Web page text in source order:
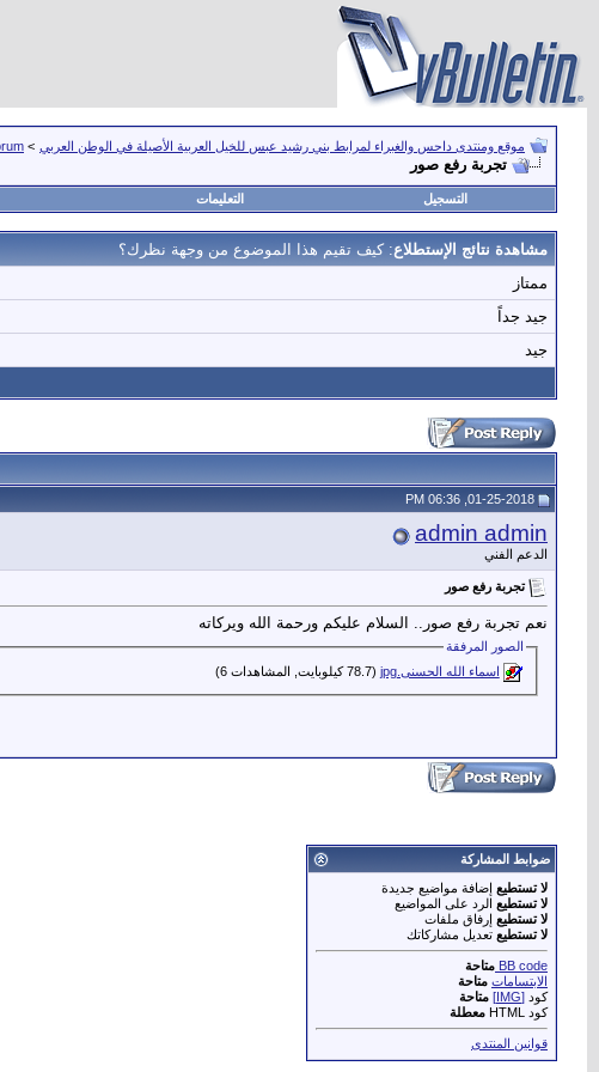
موقع ومنتدى داحس والغبراء لمرابط بني رشيد عبس للخيل العربية الأصيلة في الوطن العربي >
تجربة رفع صور
التسجيل التعليمات
مشاهدة نتائج الإستطلاع: كيف تقيم هذا الموضوع من وجهة نظرك؟
ممتاز
جيد جداً
جيد
admin admin
الدعم الفني
تجربة رفع صور
نعم تجربة رفع صور.. السلام عليكم ورحمة الله ويركاته
الصور المرفقة
اسماء الله الحسنى.jpg‏
(78.7 كيلوبايت, المشاهدات 6)
ضوابط المشاركة
لا تستطيع إضافة مواضيع جديدة
لا تستطيع الرد على المواضيع
لا تستطيع إرفاق ملفات
لا تستطيع تعديل مشاركاتك
BB code متاحة
الابتسامات متاحة
كود [IMG]
متاحة
كود HTML
معطلة
قوانين المنتدى